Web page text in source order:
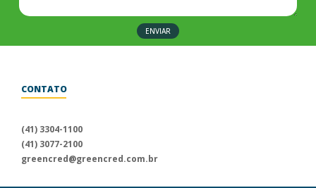
CONTATO
através dos nossos canais
de atendimento.
(41) 3304-1100
(41) 3077-2100
greencred@greencred.com.br
ENVIAR